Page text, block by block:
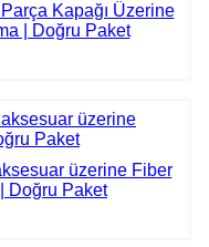
Kapağı Üzerine
| Doğru Paket
üzerine Fiber
Doğru Paket